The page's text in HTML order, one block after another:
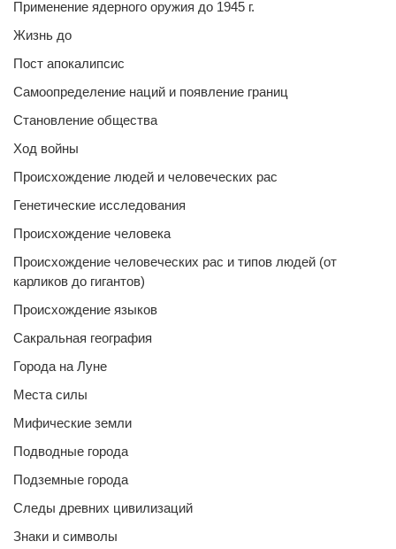
Применение ядерного оружия до 1945 г.
Жизнь до
Пост апокалипсис
Самоопределение наций и появление границ
Становление общества
Ход войны
Происхождение людей и человеческих рас
Генетические исследования
Происхождение человека
Происхождение человеческих рас и типов людей (от
карликов до гигантов)
Происхождение языков
Сакральная география
Города на Луне
Места силы
Мифические земли
Подводные города
Подземные города
Следы древних цивилизаций
Знаки и символы